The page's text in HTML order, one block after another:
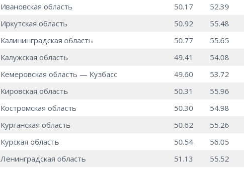
Ивановская область
50.17 52.39
Иркутская область
50.92 55.48
Калининградская область
50.77 55.65
Калужская область
49.41 54.08
Кемеровская область — Кузбасс
49.60 53.72
Кировская область
50.31 55.96
Костромская область
50.30 54.98
Курганская область
50.62 55.26
Курская область
50.54 56.05
Ленинградская область
51.13 55.52